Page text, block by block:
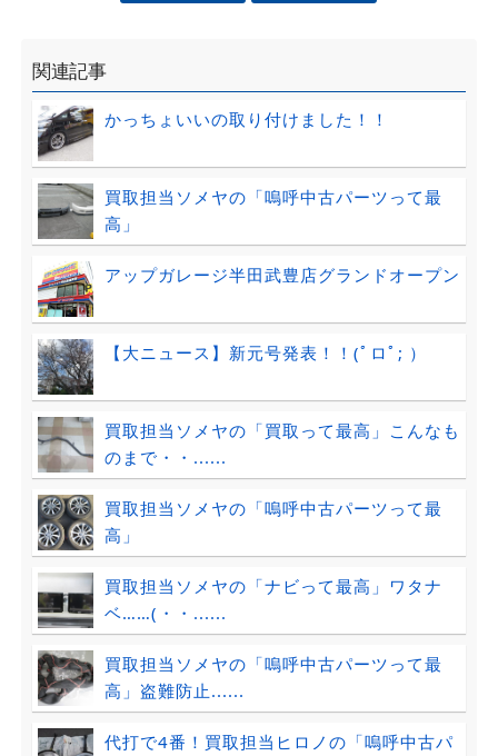
関連記事
かっちょいいの取り付けました！！
買取担当ソメヤの「嗚呼中古パーツって最
高」
アップガレージ半田武豊店グランドオープン
【大ニュース】新元号発表！！(ﾟロﾟ; ）
買取担当ソメヤの「買取って最高」こんなも
のまで・・......
買取担当ソメヤの「嗚呼中古パーツって最
高」
買取担当ソメヤの「ナビって最高」ワタナ
ベ……(・・......
買取担当ソメヤの「嗚呼中古パーツって最
高」盗難防止......
代打で4番！買取担当ヒロノの「嗚呼中古パ